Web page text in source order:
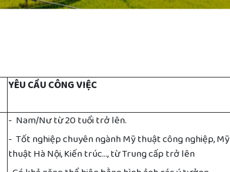
YÊU CẦU CÔNG VIỆC
- Nam/Nư từ 20 tuổi trở lên.
- Tốt nghiệp chuyên ngành Mỹ thuật công nghiệp, Mỹ
thuật Hà Nội, Kiến trúc..., từ Trung cấp trở lên